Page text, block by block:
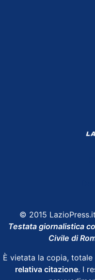
© 2015
Testata giornalistica
Civile di
È vietata la copia,
relativa citazione. I